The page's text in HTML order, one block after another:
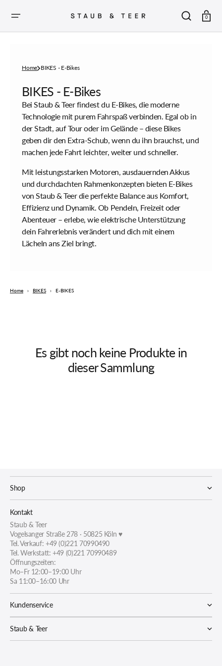
SPRINGEN
0
Home BIKES - E-Bikes
Sammlung:
BIKES - E-Bikes
Bei Staub & Teer findest du E-Bikes, die moderne
Technologie mit purem Fahrspaß verbinden. Egal ob in
der Stadt, auf Tour oder im Gelände – diese Bikes
geben dir den Extra-Schub, wenn du ihn brauchst, und
machen jede Fahrt leichter, weiter und schneller.
Mit leistungsstarken Motoren, ausdauernden Akkus
und durchdachten Rahmenkonzepten bieten E-Bikes
von Staub & Teer die perfekte Balance aus Komfort,
Effizienz und Dynamik. Ob Pendeln, Freizeit oder
Abenteuer – erlebe, wie elektrische Unterstützung
dein Fahrerlebnis verändert und dich mit einem
Lächeln ans Ziel bringt.
Home › BIKES › E-BIKES
Es gibt noch keine Produkte in
dieser Sammlung
Shop
Kontakt
Staub & Teer
Vogelsanger Straße 278 · 50825 Köln ♥
Tel. Verkauf: +49 (0)221 70990490
Tel. Werkstatt: +49 (0)221 70990489
Öffnungszeiten:
Mo–Fr 12:00–19:00 Uhr
Sa 11:00–16:00 Uhr
Kundenservice
Staub & Teer